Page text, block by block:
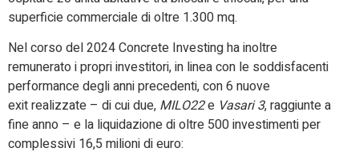
superficie commerciale di oltre 1.300 mq.
Nel corso del 2024 Concrete Investing ha inoltre
remunerato i propri investitori, in linea con le soddisfacenti
performance degli anni precedenti, con 6 nuove
exit realizzate – di cui due, MILO22e Vasari 3, raggiunte a
fine anno – e la liquidazione di oltre 500 investimenti per
complessivi 16,5 milioni di euro: